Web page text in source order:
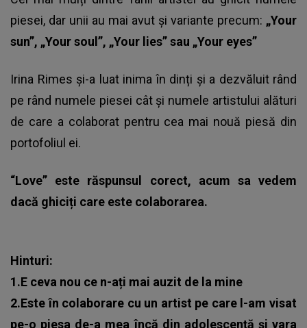
piesei, dar unii au mai avut și variante precum: „Your
sun”, „Your soul”, „Your lies” sau „Your eyes”
Irina Rimes și-a luat inima în dinți și a dezvăluit rând
pe rând numele piesei cât și numele artistului alături
de care a colaborat pentru cea mai nouă piesă din
portofoliul ei.
“Love” este răspunsul corect, acum sa vedem
dacă ghiciți care este colaborarea.
Hinturi:
1.E ceva nou ce n-ați mai auzit de la mine
2.Este în colaborare cu un artist pe care l-am visat
pe-o piesa de-a mea încă din adolescență și vara